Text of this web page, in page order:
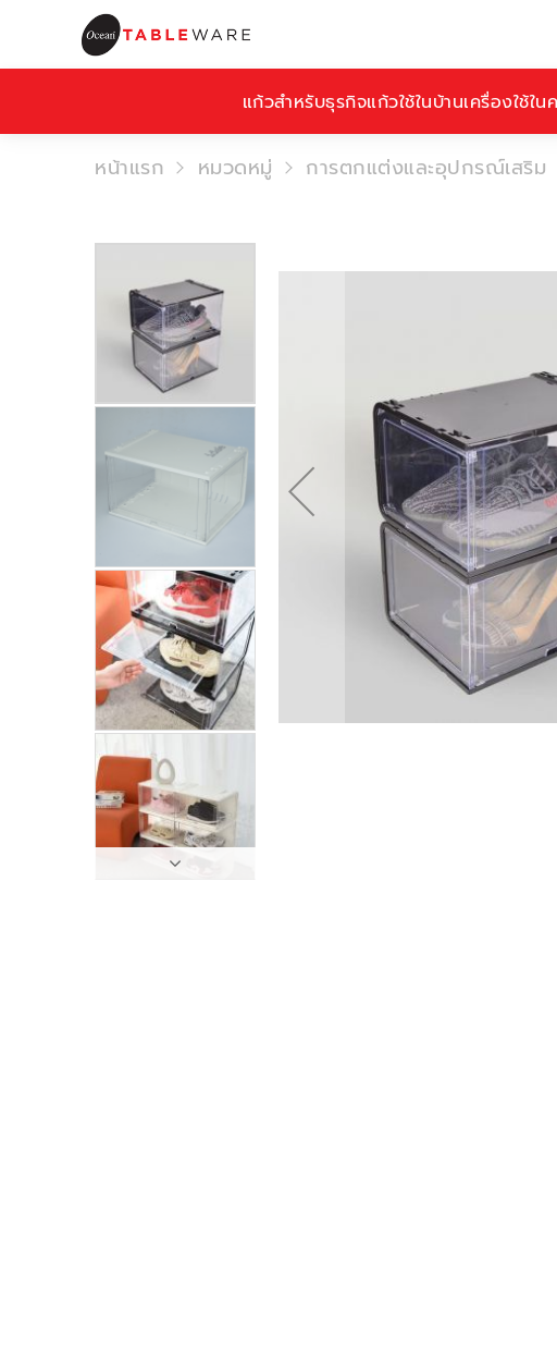
แก้วสำหรับธุรกิจแก้วใช้ในบ้านเครื่องใช้ใ
หน้าแรก หมวดหมู่ การตกแต่งและอุปกรณ์เสริม